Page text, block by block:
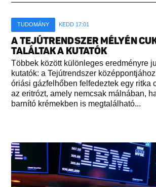
TUDOMÁNY KEDD 17:01
A TEJÚTRENDSZER MÉLYÉN
TALÁLTAK A KUTATÓK
Többek között különleges eredményre
kutatók: a Tejútrendszer
óriási gázfelhőben felfedeztek egy ritka
az eritrózt, amely nemcsak málnában,
barnító krémekben is megtalálható...